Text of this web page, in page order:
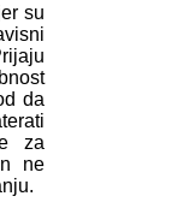
su
da
za
ne